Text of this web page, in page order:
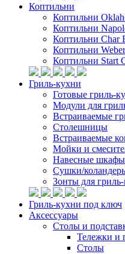
Коптильни
Коптильни
Коптильни
Коптильни Char
Коптильни Weber
Коптильни Start
Гриль-кухни
Готовые гриль-
Модули для
Встраиваемые
Столешницы
Встраиваемые
Мойки и
Навесные шкафы
Сушки/
Зонты для
Гриль-кухни под ключ
Аксессуары
Столы и
Тележки и
Столы